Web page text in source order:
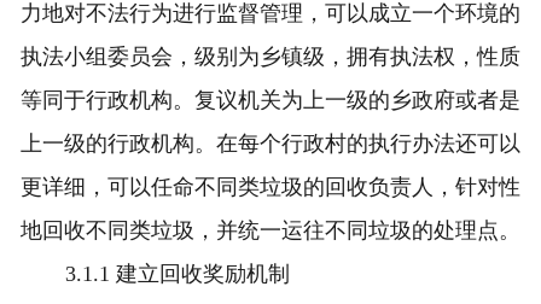
力地对不法行为进行监督管理，可以成立一个环境的
执法小组委员会，级别为乡镇级，拥有执法权，性质
等同于行政机构。复议机关为上一级的乡政府或者是
上一级的行政机构。在每个行政村的执行办法还可以
更详细，可以任命不同类垃圾的回收负责人，针对性
地回收不同类垃圾，并统一运往不同垃圾的处理点。
3.1.1 建立回收奖励机制